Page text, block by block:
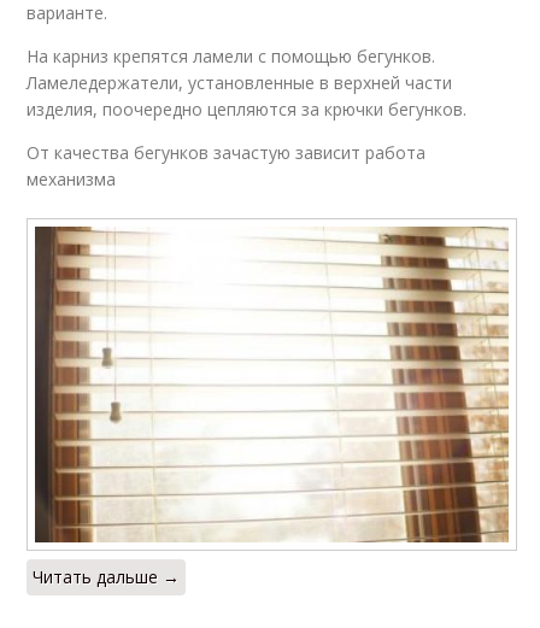
варианте.
На карниз крепятся ламели с помощью бегунков.
Ламеледержатели, установленные в верхней части
изделия, поочередно цепляются за крючки бегунков.
От качества бегунков зачастую зависит работа
механизма
Читать дальше →